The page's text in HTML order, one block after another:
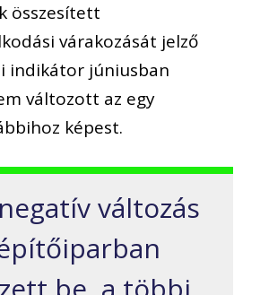
összesített
várakozását jelző
indikátor júniusban
változott az egy
képest.
változás